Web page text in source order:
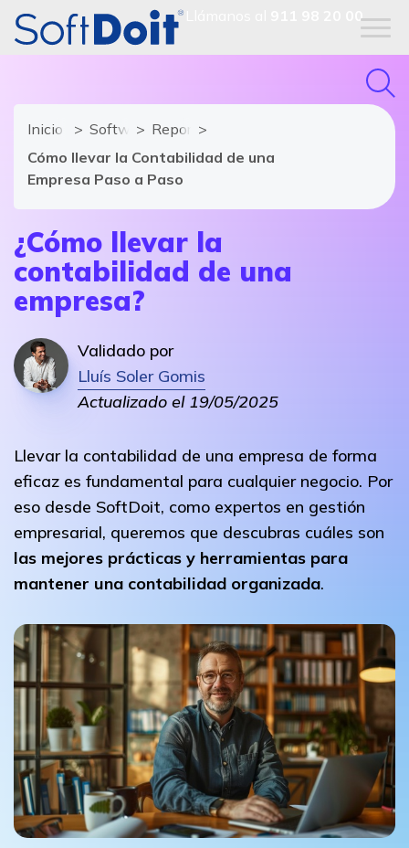
911 98 20 00
Inicio Software ERPReportajes
Cómo llevar la Contabilidad de una
Empresa Paso a Paso
¿Cómo llevar la
contabilidad de una
empresa?
Validado por
Lluís Soler Gomis
Actualizado el 19/05/2025
Llevar la contabilidad de una empresa de forma
eficaz es fundamental para cualquier negocio. Por
eso desde SoftDoit, como expertos en gestión
empresarial, queremos que descubras cuáles son
las mejores prácticas y herramientas para
mantener una contabilidad organizada.